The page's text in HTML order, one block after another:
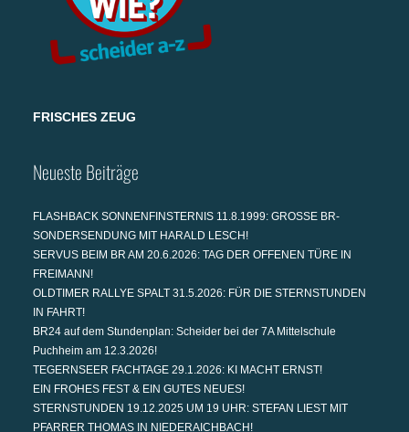
FRISCHES ZEUG
Neueste Beiträge
FLASHBACK SONNENFINSTERNIS 11.8.1999: GROSSE BR-
SONDERSENDUNG MIT HARALD LESCH!
SERVUS BEIM BR AM 20.6.2026: TAG DER OFFENEN TÜRE IN
FREIMANN!
OLDTIMER RALLYE SPALT 31.5.2026: FÜR DIE STERNSTUNDEN
IN FAHRT!
BR24 auf dem Stundenplan: Scheider bei der 7A Mittelschule
Puchheim am 12.3.2026!
TEGERNSEER FACHTAGE 29.1.2026: KI MACHT ERNST!
EIN FROHES FEST & EIN GUTES NEUES!
STERNSTUNDEN 19.12.2025 UM 19 UHR: STEFAN LIEST MIT
PFARRER THOMAS IN NIEDERAICHBACH!